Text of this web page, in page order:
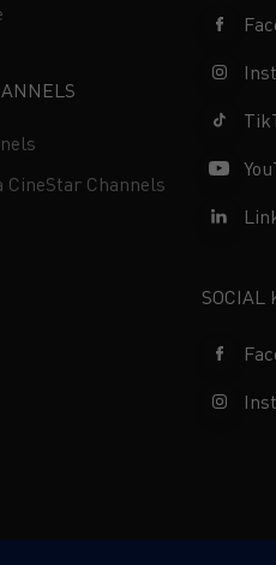
CineStar Channels
SOCIAL